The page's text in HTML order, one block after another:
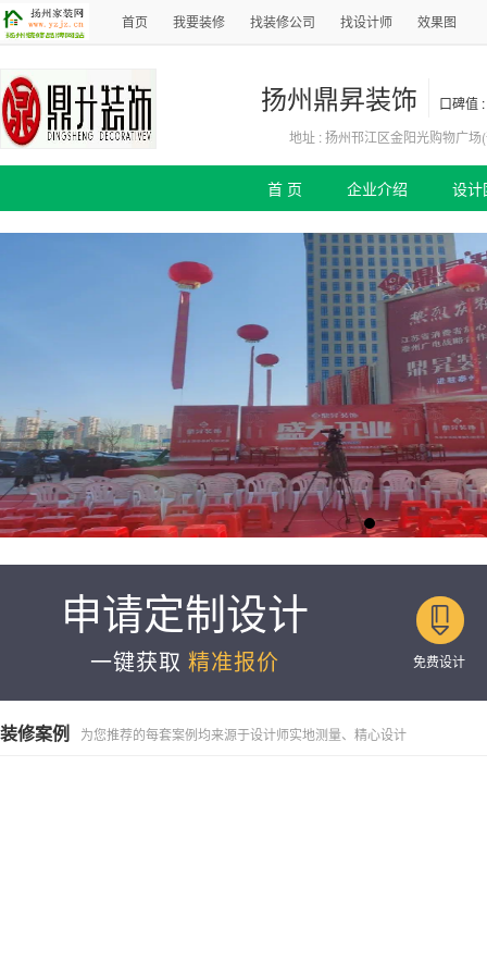
首页 我要装修 找装修公司 找设计师 效果图
扬州鼎昇装饰
口碑值
地址 : 扬州邗江区金阳光购物广
首 页 企业介绍 设计
申请定制设计
一键获取 精准报价

免费设计
装修案例 为您推荐的每套案例均来源于设计师实地测量、精心设计